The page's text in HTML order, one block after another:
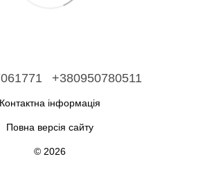
+380950780511
Контактна інформація
Повна версія сайту
© 2026